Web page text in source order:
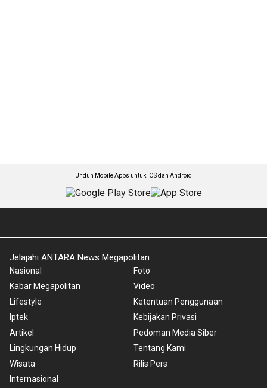
Unduh Mobile Apps untuk iOS dan Android
Jelajahi ANTARA News Megapolitan
Nasional
Kabar Megapolitan
Lifestyle
Iptek
Artikel
Lingkungan Hidup
Wisata
Internasional
Foto
Video
Ketentuan Penggunaan
Kebijakan Privasi
Pedoman Media Siber
Tentang Kami
Rilis Pers